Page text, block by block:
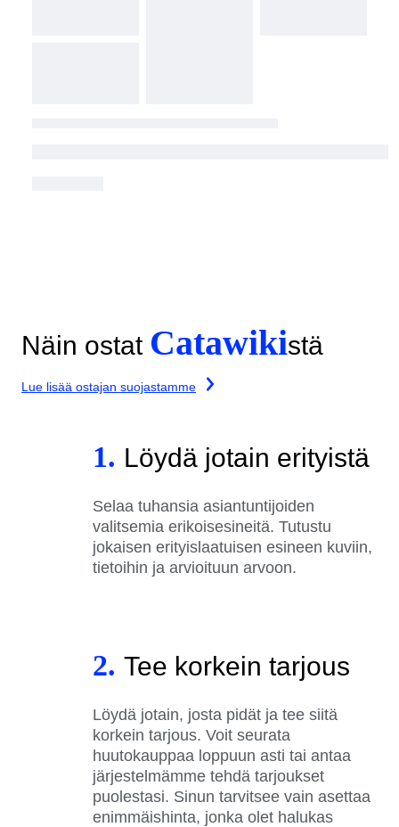
Näin ostat Catawikistä
Lue lisää ostajan suojastamme
1. Löydä jotain erityistä
Selaa tuhansia asiantuntijoiden
valitsemia erikoisesineitä. Tutustu
jokaisen erityislaatuisen esineen kuviin,
tietoihin ja arvioituun arvoon.
2. Tee korkein tarjous
Löydä jotain, josta pidät ja tee siitä
korkein tarjous. Voit seurata
huutokauppaa loppuun asti tai antaa
järjestelmämme tehdä tarjoukset
puolestasi. Sinun tarvitsee vain asettaa
enimmäishinta, jonka olet halukas